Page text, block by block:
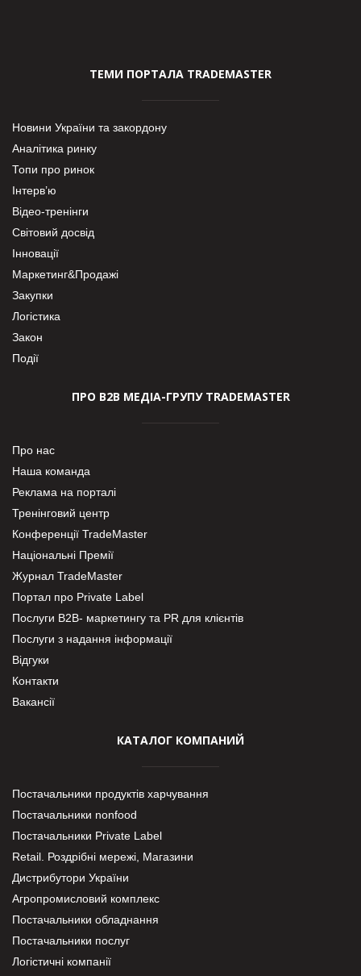
ТЕМИ ПОРТАЛА TRADEMASTER
Новини України та закордону
Аналітика ринку
Топи про ринок
Інтерв’ю
Відео-тренінги
Світовий досвід
Інновації
Маркетинг&Продажі
Закупки
Логістика
Закон
Події
ПРО В2В МЕДІА-ГРУПУ TRADEMASTER
Про нас
Наша команда
Реклама на порталі
Тренінговий центр
Конференції TradeMaster
Національні Премії
Журнал TradeMaster
Портал про Private Label
Послуги В2В- маркетингу та PR для клієнтів
Послуги з надання інформації
Відгуки
Контакти
Вакансії
КАТАЛОГ КОМПАНИЙ
Постачальники продуктів харчування
Постачальники nonfood
Постачальники Private Label
Retail. Роздрібні мережі, Магазини
Дистрибутори України
Агропромисловий комплекс
Постачальники обладнання
Постачальники послуг
Логістичні компанії